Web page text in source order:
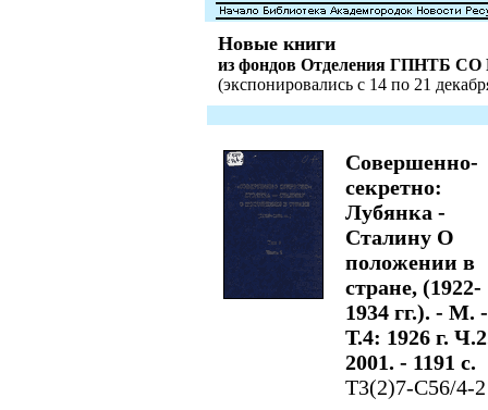
Новые книги
из фондов Отделения ГПНТБ СО
(экспонировались с 14 по 21
Совершенно-
секретно:
Лубянка -
Сталину О
положении в
стране, (1922-
1934 гг.). - М. -
Т.4: 1926 г.
2001. - 1191 с.
Т3(2)7-С56/4-2